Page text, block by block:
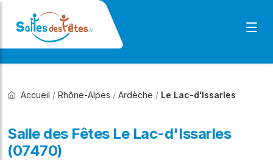
Accueil / Rhône-Alpes / Ardèche / Le Lac-d'Issarles
Salle des Fêtes Le Lac-d'Issarles
(07470)